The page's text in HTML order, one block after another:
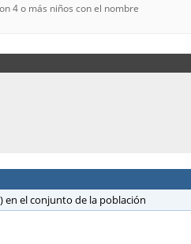
4 o más niños con el nombre
en el conjunto de la población